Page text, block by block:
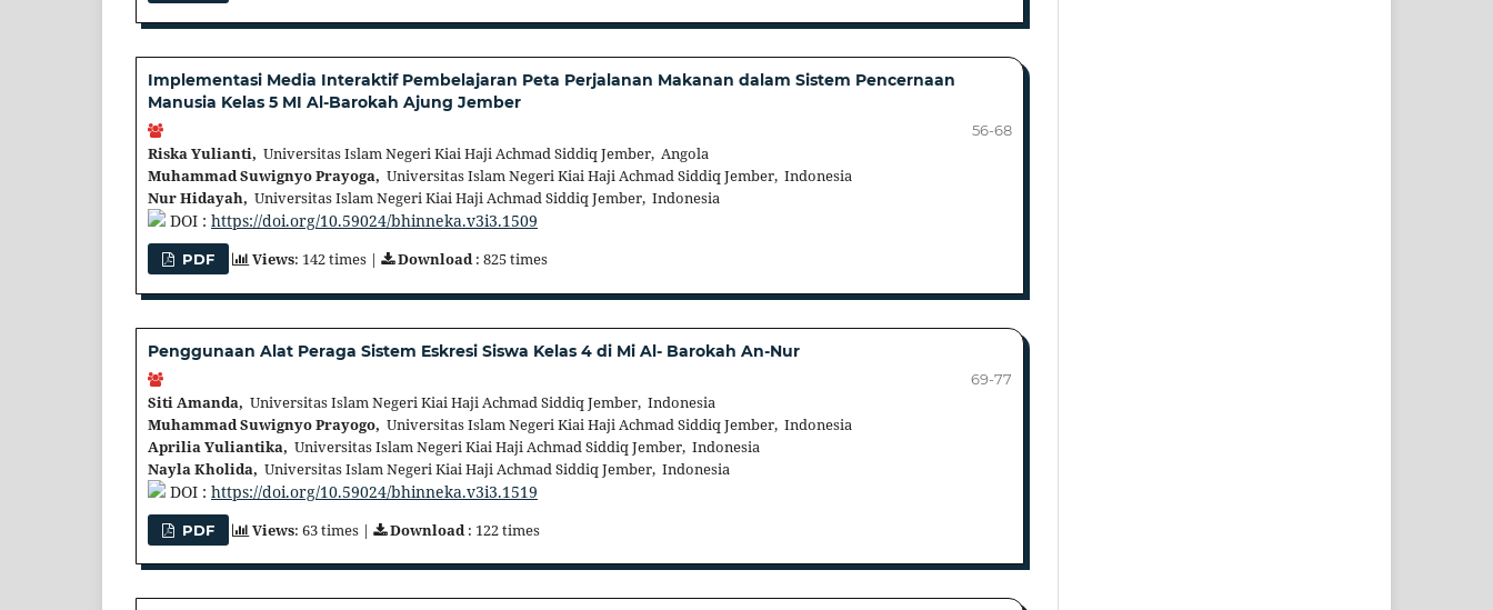
Implementasi Media Interaktif Pembelajaran Peta Perjalanan Makanan dalam Sistem Pencernaan
Manusia Kelas 5 MI Al-Barokah Ajung Jember
Riska Yulianti, Universitas Islam Negeri Kiai Haji Achmad Siddiq Jember, Angola
Muhammad Suwignyo Prayoga, Universitas Islam Negeri Kiai Haji Achmad Siddiq Jember, Indonesia
Nur Hidayah, Universitas Islam Negeri Kiai Haji Achmad Siddiq Jember, Indonesia
56-68
DOI : https://doi.org/10.59024/bhinneka.v3i3.1509
PDF Views: 142 times | Download: 825 times
Penggunaan Alat Peraga Sistem Eskresi Siswa Kelas 4 di Mi Al- Barokah An-Nur
Siti Amanda, Universitas Islam Negeri Kiai Haji Achmad Siddiq Jember, Indonesia
Muhammad Suwignyo Prayogo, Universitas Islam Negeri Kiai Haji Achmad Siddiq Jember, Indonesia
Aprilia Yuliantika, Universitas Islam Negeri Kiai Haji Achmad Siddiq Jember, Indonesia
Nayla Kholida, Universitas Islam Negeri Kiai Haji Achmad Siddiq Jember, Indonesia
69-77
DOI : https://doi.org/10.59024/bhinneka.v3i3.1519
PDF Views: 63 times | Download: 122 times